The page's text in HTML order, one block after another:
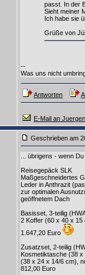
passt. In der
Sieht meiner
Ich habe sie
Grüße von
--
Was uns nicht
Antworten
E-Mail an
Geschrieben am
... übrigens - wenn
Reisegepäck SLK
Maßgeschneidertes
Leder in Anthrazit
zur optimalen
geöffnetem Dach
Basisset, 3-teilig
2 Koffer (60 x 40 x
1.647,20 Euro
Zusatzset, 2-teilig
Kosmetiktasche (38
(38 x 24 x 14/6 cm),
812,00 Euro